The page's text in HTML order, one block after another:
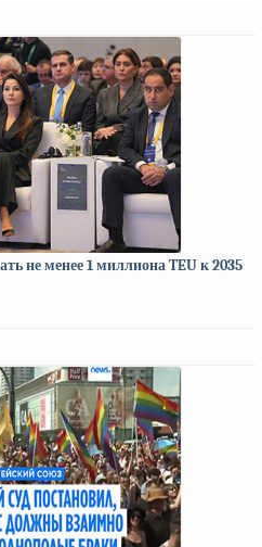
не менее 1 миллиона TEU к 2035